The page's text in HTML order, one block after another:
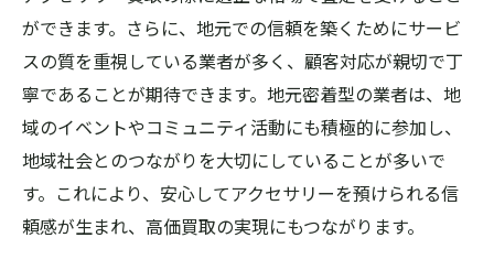
ができます。さらに、地元での信頼を築くためにサービ
スの質を重視している業者が多く、顧客対応が親切で丁
寧であることが期待できます。地元密着型の業者は、地
域のイベントやコミュニティ活動にも積極的に参加し、
地域社会とのつながりを大切にしていることが多いで
す。これにより、安心してアクセサリーを預けられる信
頼感が生まれ、高価買取の実現にもつながります。